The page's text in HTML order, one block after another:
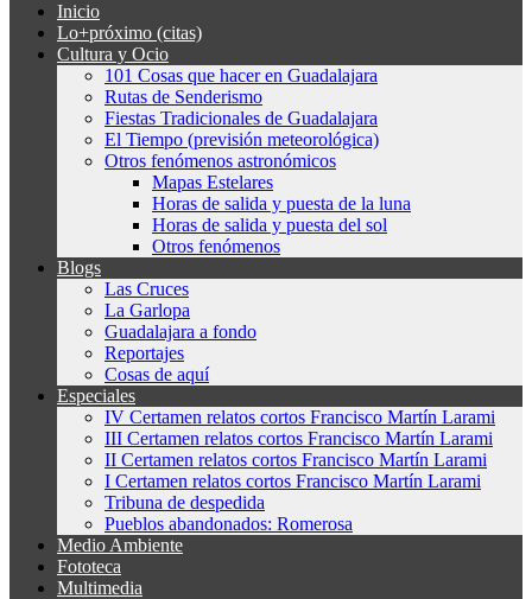
Inicio
Lo+próximo (citas)
Cultura y Ocio
101 Cosas que hacer en Guadalajara
Rutas de Senderismo
Fiestas Tradicionales de Guadalajara
El Tiempo (previsión meteorológica)
Otros fenómenos astronómicos
Mapas Estelares
Horas de salida y puesta de la luna
Horas de salida y puesta del sol
Otros fenómenos
Blogs
Las Cruces
La Garlopa
Guadalajara a fondo
Reportajes
Cosas de aquí
Especiales
IV Certamen relatos cortos Francisco Martín Larami
III Certamen relatos cortos Francisco Martín Larami
II Certamen relatos cortos Francisco Martín Larami
I Certamen relatos cortos Francisco Martín Larami
Tribuna de despedida
Pueblos abandonados: Romerosa
Medio Ambiente
Fototeca
Multimedia